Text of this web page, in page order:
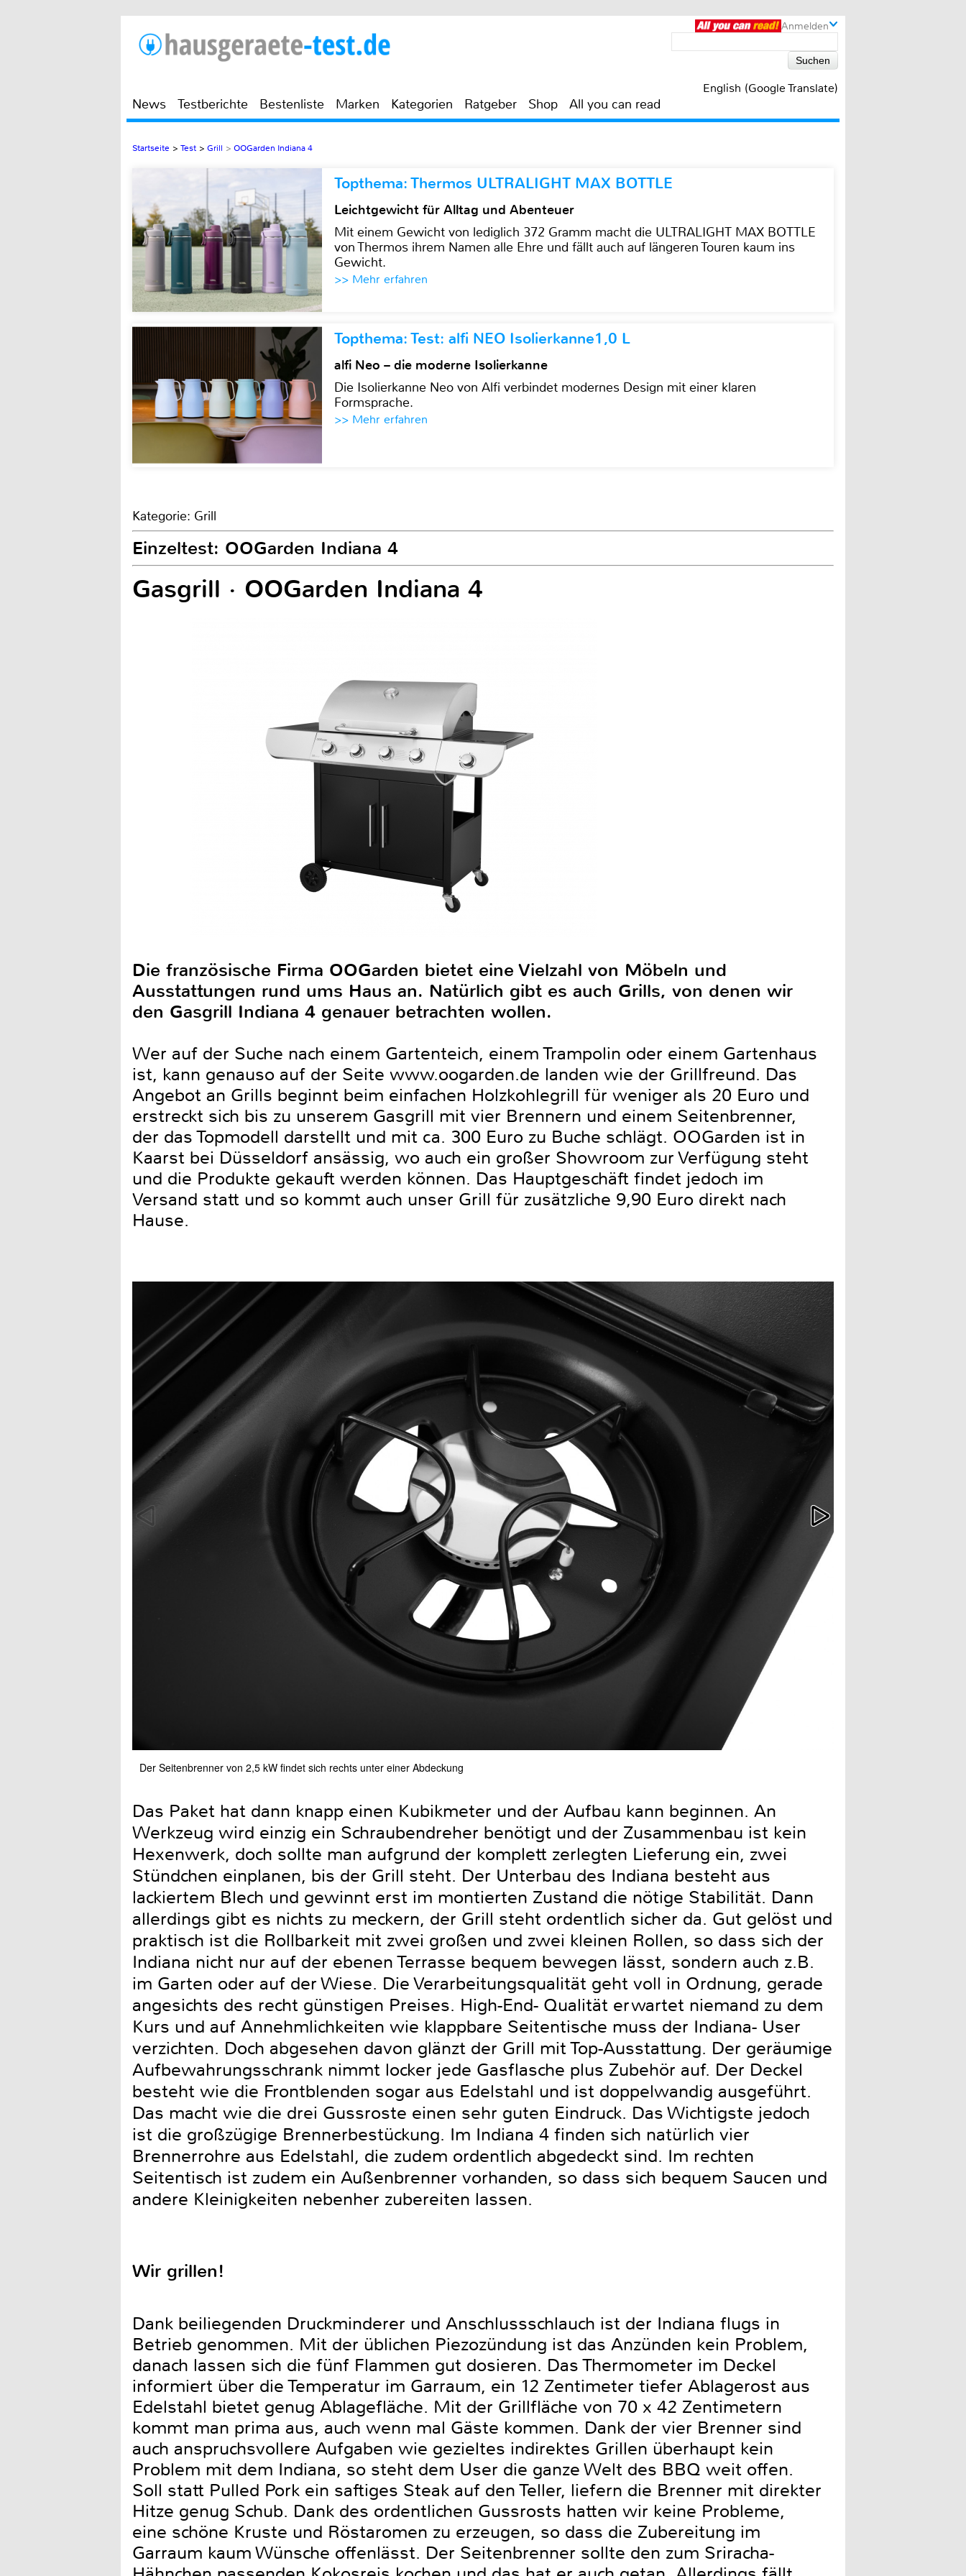
Anmelden
English (Google Translate)
News Testberichte Bestenliste Marken Kategorien Ratgeber Shop All you can read
Startseite > Test > Grill > OOGarden Indiana 4
Topthema: Thermos ULTRALIGHT MAX BOTTLE
Leichtgewicht für Alltag und Abenteuer
Mit einem Gewicht von lediglich 372 Gramm macht die ULTRALIGHT MAX BOTTLE
von Thermos ihrem Namen alle Ehre und fällt auch auf längeren Touren kaum ins
Gewicht.
>> Mehr erfahren
Topthema: Test: alfi NEO Isolierkanne1,0 L
alfi Neo – die moderne Isolierkanne
Die Isolierkanne Neo von Alfi verbindet modernes Design mit einer klaren
Formsprache.
>> Mehr erfahren
Kategorie: Grill
Einzeltest: OOGarden Indiana 4
Gasgrill · OOGarden Indiana 4
Die französische Firma OOGarden bietet eine Vielzahl von Möbeln und
Ausstattungen rund ums Haus an. Natürlich gibt es auch Grills, von denen wir
den Gasgrill Indiana 4 genauer betrachten wollen.
Wer auf der Suche nach einem Gartenteich, einem Trampolin oder einem Gartenhaus
ist, kann genauso auf der Seite www.oogarden.de landen wie der Grillfreund. Das
Angebot an Grills beginnt beim einfachen Holzkohlegrill für weniger als 20 Euro und
erstreckt sich bis zu unserem Gasgrill mit vier Brennern und einem Seitenbrenner,
der das Topmodell darstellt und mit ca. 300 Euro zu Buche schlägt. OOGarden ist in
Kaarst bei Düsseldorf ansässig, wo auch ein großer Showroom zur Verfügung steht
und die Produkte gekauft werden können. Das Hauptgeschäft findet jedoch im
Versand statt und so kommt auch unser Grill für zusätzliche 9,90 Euro direkt nach
Hause.
Der Seitenbrenner von 2,5 kW findet sich rechts unter einer Abdeckung
Das Paket hat dann knapp einen Kubikmeter und der Aufbau kann beginnen. An
Werkzeug wird einzig ein Schraubendreher benötigt und der Zusammenbau ist kein
Hexenwerk, doch sollte man aufgrund der komplett zerlegten Lieferung ein, zwei
Stündchen einplanen, bis der Grill steht. Der Unterbau des Indiana besteht aus
lackiertem Blech und gewinnt erst im montierten Zustand die nötige Stabilität. Dann
allerdings gibt es nichts zu meckern, der Grill steht ordentlich sicher da. Gut gelöst und
praktisch ist die Rollbarkeit mit zwei großen und zwei kleinen Rollen, so dass sich der
Indiana nicht nur auf der ebenen Terrasse bequem bewegen lässt, sondern auch z.B.
im Garten oder auf der Wiese. Die Verarbeitungsqualität geht voll in Ordnung, gerade
angesichts des recht günstigen Preises. High-End- Qualität erwartet niemand zu dem
Kurs und auf Annehmlichkeiten wie klappbare Seitentische muss der Indiana- User
verzichten. Doch abgesehen davon glänzt der Grill mit Top-Ausstattung. Der geräumige
Aufbewahrungsschrank nimmt locker jede Gasflasche plus Zubehör auf. Der Deckel
besteht wie die Frontblenden sogar aus Edelstahl und ist doppelwandig ausgeführt.
Das macht wie die drei Gussroste einen sehr guten Eindruck. Das Wichtigste jedoch
ist die großzügige Brennerbestückung. Im Indiana 4 finden sich natürlich vier
Brennerrohre aus Edelstahl, die zudem ordentlich abgedeckt sind. Im rechten
Seitentisch ist zudem ein Außenbrenner vorhanden, so dass sich bequem Saucen und
andere Kleinigkeiten nebenher zubereiten lassen.
Wir grillen!
Dank beiliegenden Druckminderer und Anschlussschlauch ist der Indiana flugs in
Betrieb genommen. Mit der üblichen Piezozündung ist das Anzünden kein Problem,
danach lassen sich die fünf Flammen gut dosieren. Das Thermometer im Deckel
informiert über die Temperatur im Garraum, ein 12 Zentimeter tiefer Ablagerost aus
Edelstahl bietet genug Ablagefläche. Mit der Grillfläche von 70 x 42 Zentimetern
kommt man prima aus, auch wenn mal Gäste kommen. Dank der vier Brenner sind
auch anspruchsvollere Aufgaben wie gezieltes indirektes Grillen überhaupt kein
Problem mit dem Indiana, so steht dem User die ganze Welt des BBQ weit offen.
Soll statt Pulled Pork ein saftiges Steak auf den Teller, liefern die Brenner mit direkter
Hitze genug Schub. Dank des ordentlichen Gussrosts hatten wir keine Probleme,
eine schöne Kruste und Röstaromen zu erzeugen, so dass die Zubereitung im
Garraum kaum Wünsche offenlässt. Der Seitenbrenner sollte den zum Sriracha-